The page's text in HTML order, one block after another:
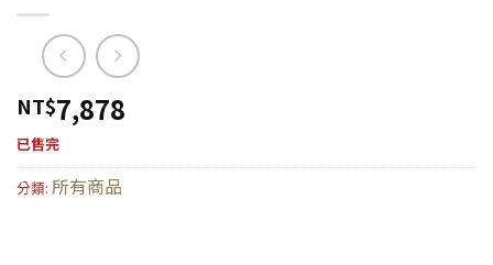
NT$7,878
已售完
分類: 所有商品